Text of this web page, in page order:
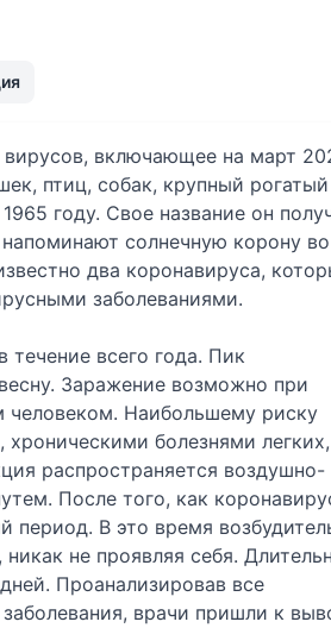
включающее на март
птиц, собак, крупный рогатый
году. Свое название он
солнечную корону во
два коронавируса,
заболеваниями.
всего года. Пик
Заражение возможно при
человеком. Наибольшему риску
болезнями легких,
распространяется воздушно-
После того, как
период. В это время
не проявляя себя.
Проанализировав все
врачи пришли к